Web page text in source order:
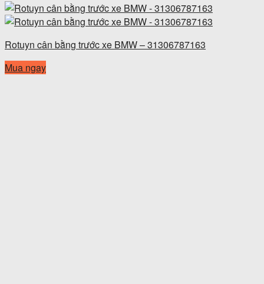
Rotuyn cân bằng trước xe BMW – 31306787163
Mua ngay